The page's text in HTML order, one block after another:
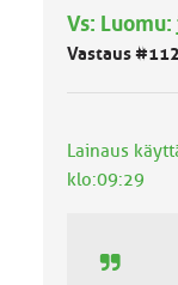
ä
l
a
:
Vs:
Vastaus #112
Lainaus
klo:09:29